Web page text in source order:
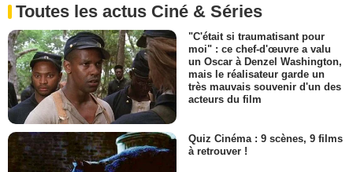
Toutes les actus Ciné & Séries
"C'était si traumatisant pour
moi" : ce chef-d'œuvre a valu
un Oscar à Denzel Washington,
mais le réalisateur garde un
très mauvais souvenir d'un des
acteurs du film
Quiz Cinéma : 9 scènes, 9 films
à retrouver !